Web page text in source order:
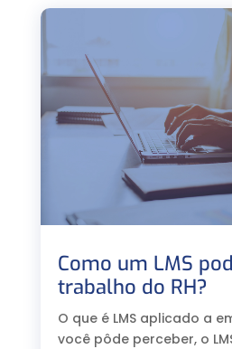
Como um LMS
trabalho do RH?
O que é LMS aplicado a
você pôde perceber, o